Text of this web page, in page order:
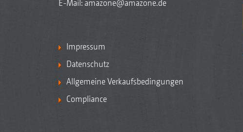
E-Mail: amazone@amazone.de
Impressum
Datenschutz
Allgemeine Verkaufsbedingungen
Compliance